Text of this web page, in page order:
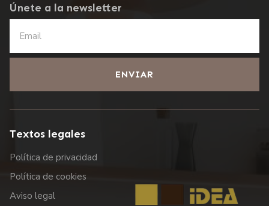
Únete a la newsletter
ENVIAR
Textos legales
Política de privacidad
Política de cookies
Aviso legal